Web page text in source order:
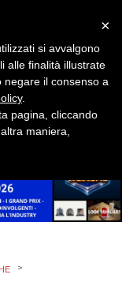
>
×
si avvalgono
alle finalità illustrate
negare il consenso a
.
pagina, cliccando
maniera,